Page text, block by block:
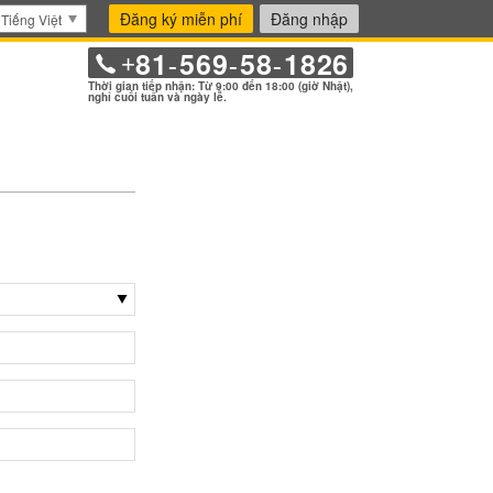
Tiếng Việt Đăng ký miễn phí Đăng nhập
+81 -569-58-1826
Thời gian tiếp nhận: Từ 9:00 đến 18:00 (giờ Nhật),
nghỉ cuối tuần và ngày lễ.